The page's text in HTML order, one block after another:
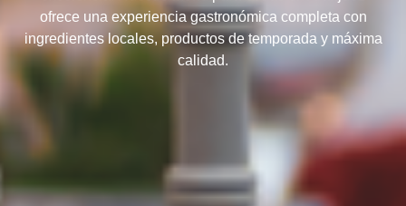
ofrece una experiencia gastronómica completa con
ingredientes locales, productos de temporada y máxima
calidad.